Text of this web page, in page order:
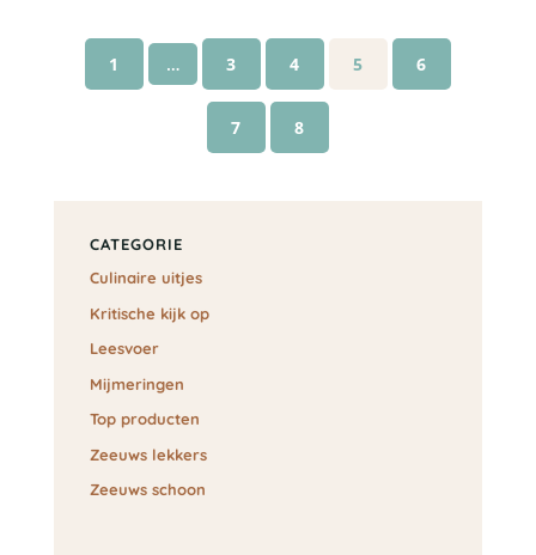
1 … 3 4 5 6
7 8
CATEGORIE
Culinaire uitjes
Kritische kijk op
Leesvoer
Mijmeringen
Top producten
Zeeuws lekkers
Zeeuws schoon